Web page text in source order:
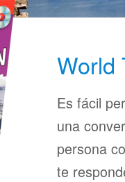
World
Es fácil
una
persona
te